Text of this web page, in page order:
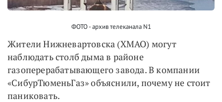
ФОТО - архив телеканала N1
Жители Нижневартовска (ХМАО) могут
наблюдать столб дыма в районе
газоперерабатывающего завода. В компании
«СибурТюменьГаз» объяснили, почему не стоит
паниковать.